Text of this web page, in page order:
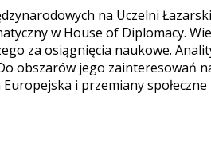
na Uczelni
w House of Diplomacy.
za osiągnięcia naukowe.
jego zainteresowań
i przemiany społeczne